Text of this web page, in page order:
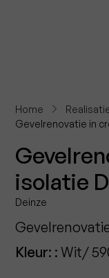
Home
Gevelrenovatie in
isolatie
Deinze
Kleur: : Wit/